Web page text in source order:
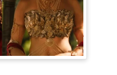
से ज्यादा Rakul
Shurpanakha के लुक
महफिल